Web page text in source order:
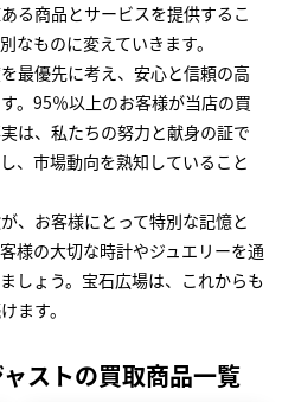
る商品とサービスを提供するこ
なものに変えていきます。
最優先に考え、安心と信頼の高
。95％以上のお客様が当店の買
は、私たちの努力と献身の証で
、市場動向を熟知していること
、お客様にとって特別な記憶と
様の大切な時計やジュエリーを通
しょう。宝石広場は、これからも
ます。
ストの買取商品一覧